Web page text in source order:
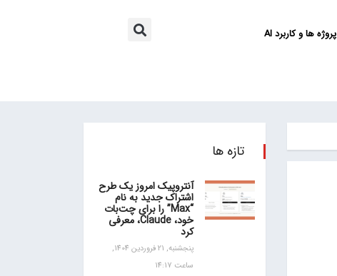
پروژه ها و کاربرد AI
تازه ها
آنتروپیک امروز یک طرح
اشتراک جدید به نام
“Max” را برای چت‌بات
خود، Claude، معرفی
کرد
پنجشنبه, 21 فروردین 1404,
ساعت 14:17